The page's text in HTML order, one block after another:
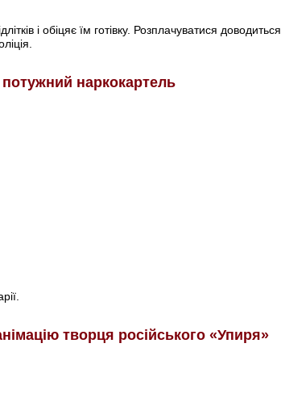
і обіцяє їм готівку. Розплачуватися доводиться
наркокартель
творця російського «Упиря»